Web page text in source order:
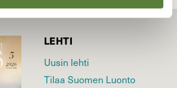
LEHTI
Uusin lehti
Tilaa Suomen Luonto